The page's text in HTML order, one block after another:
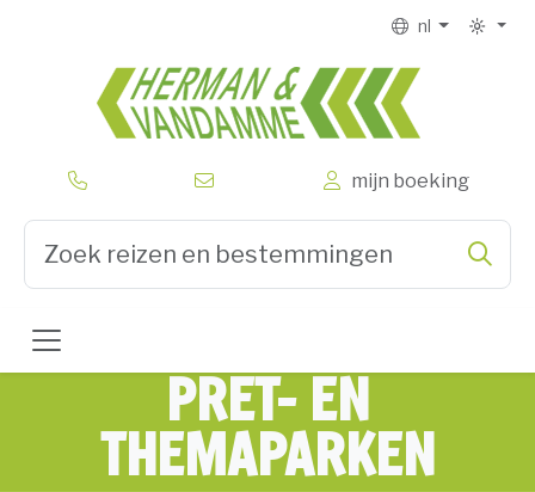
nl
mijn boeking
PRET- EN
THEMAPARKEN